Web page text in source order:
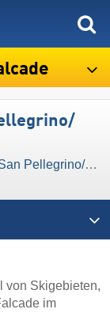
​Falcade
von Skigebieten,
im